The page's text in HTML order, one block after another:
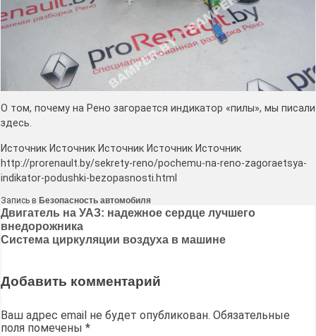
О том, почему на Рено загорается индикатор «пилы», мы писали
здесь.
Источник Источник Источник Источник Источник
http://prorenault.by/sekrety-reno/pochemu-na-reno-zagoraetsya-
indikator-podushki-bezopasnosti.html
Запись в Безопасность автомобиля
Навигация
по
Двигатель на УАЗ: надежное сердце лучшего
внедорожника
Система циркуляции воздуха в машине
Добавить комментарий
Ваш адрес email не будет опубликован. Обязательные
поля помечены *